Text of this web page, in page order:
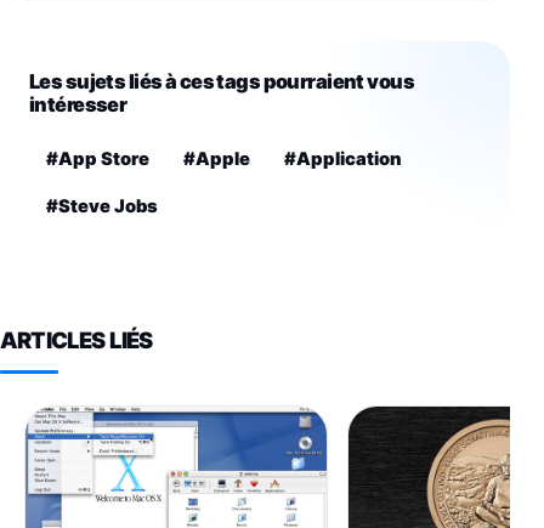
Les sujets liés à ces tags pourraient vous
intéresser
#App Store #Apple #Application
#Steve Jobs
ARTICLES LIÉS